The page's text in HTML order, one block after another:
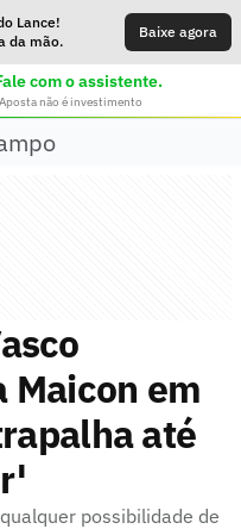
Lance!
da mão.
Baixe agora
com o assistente.
não é investimento
em
até
possibilidade de